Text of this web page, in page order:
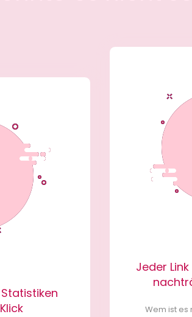
Jeder
Wem ist es